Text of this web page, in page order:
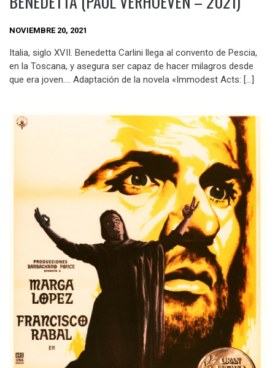
NOVIEMBRE 20, 2021
Italia, siglo XVII. Benedetta Carlini llega al convento de Pescia,
en la Toscana, y asegura ser capaz de hacer milagros desde
que era joven…. Adaptación de la novela «Immodest Acts: […]